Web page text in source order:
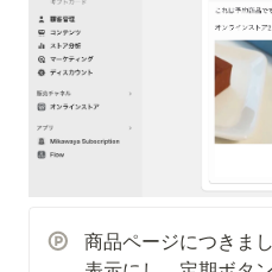
商品ページにつきま